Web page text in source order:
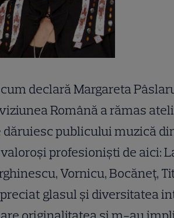
declară Margareta
Română a rămas
dăruiesc publicului muzică
profesionişti de aici:
Vornicu, Bocăneţ,
glasul şi diversitatea